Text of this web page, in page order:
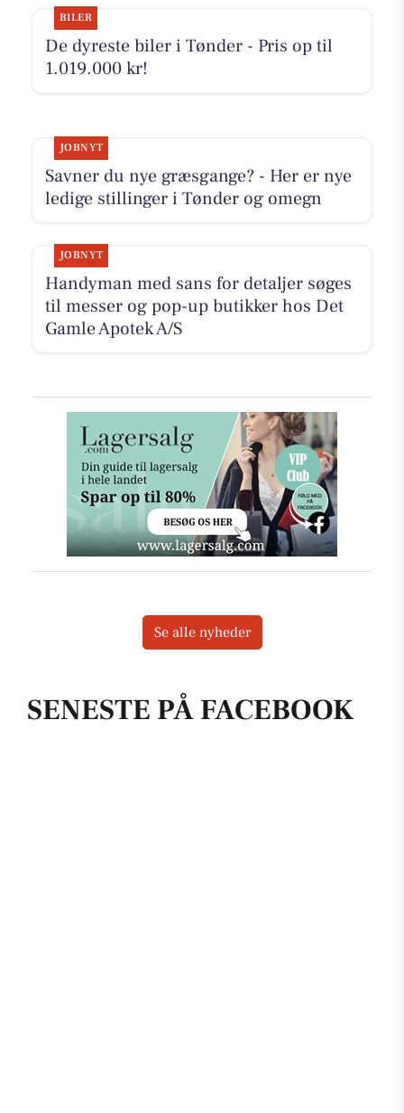
SENESTE PÅ FACEBOOK
BILER
De dyreste biler i Tønder - Pris op til
1.019.000 kr!
JOBNYT
Savner du nye græsgange? - Her er nye
ledige stillinger i Tønder og omegn
JOBNYT
Handyman med sans for detaljer søges
til messer og pop-up butikker hos Det
Gamle Apotek A/S
Se alle nyheder